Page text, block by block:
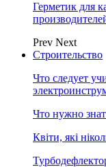
Герметик для
Prev Next
Строительство
Что следует
Что нужно
Квіти, які